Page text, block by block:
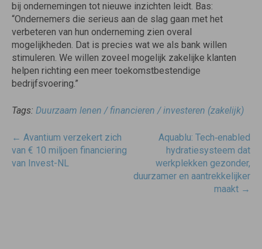
bij ondernemingen tot nieuwe inzichten leidt. Bas:
“Ondernemers die serieus aan de slag gaan met het
verbeteren van hun onderneming zien overal
mogelijkheden. Dat is precies wat we als bank willen
stimuleren. We willen zoveel mogelijk zakelijke klanten
helpen richting een meer toekomstbestendige
bedrijfsvoering.”
Tags: Duurzaam lenen / financieren / investeren (zakelijk)
Post
navigatie
← Avantium verzekert zich
van € 10 miljoen financiering
van Invest-NL
Aquablu: Tech‑enabled
hydratiesysteem dat
werkplekken gezonder,
duurzamer en aantrekkelijker
maakt →